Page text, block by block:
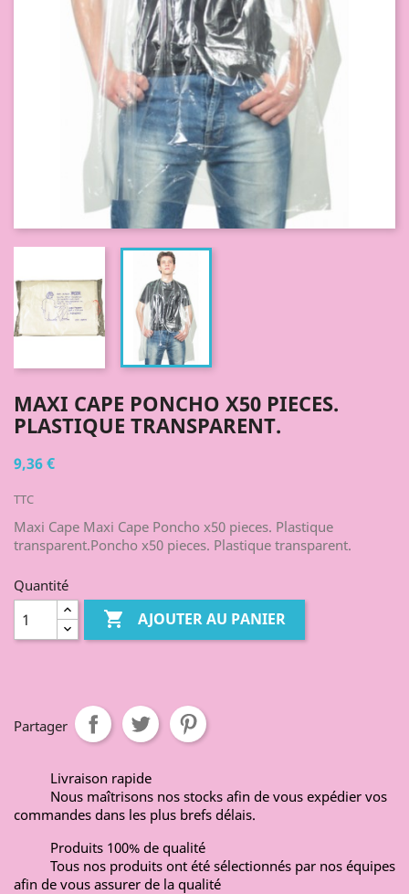
MAXI CAPE PONCHO X50 PIECES.
PLASTIQUE TRANSPARENT.
9,36 €
TTC
Maxi Cape Maxi Cape Poncho x50 pieces. Plastique
transparent.Poncho x50 pieces. Plastique transparent.
Quantité
 AJOUTER AU PANIER
Partager
Livraison rapide
Nous maîtrisons nos stocks afin de vous expédier vos
commandes dans les plus brefs délais.
Produits 100% de qualité
Tous nos produits ont été sélectionnés par nos équipes
afin de vous assurer de la qualité